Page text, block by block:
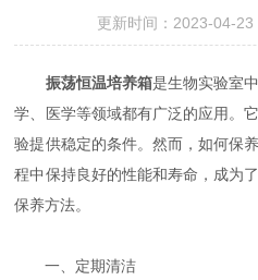
更新时间：2023-04-
振荡恒温培养箱是生物实验室
学、医学等领域都有广泛的应用。
验提供稳定的条件。然而，如何保
程中保持良好的性能和寿命，成为
保养方法。
一、定期清洁